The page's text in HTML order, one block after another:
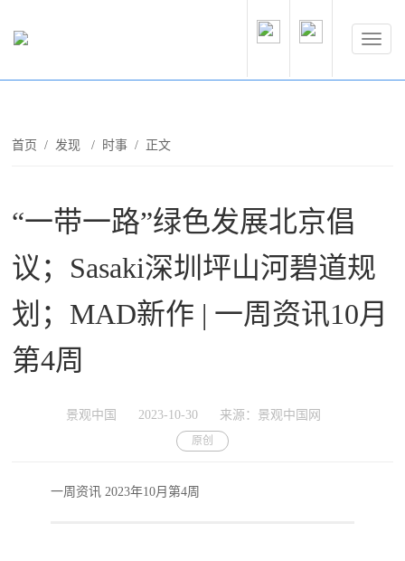
首页 /发现 / 时事 / 正文
“一带一路”绿色发展北京倡
议；Sasaki深圳坪山河碧道规
划；MAD新作 | 一周资讯10月
第4周
景观中国 2023-10-30 来源：景观中国网
原创
一周资讯 2023年10月第4周